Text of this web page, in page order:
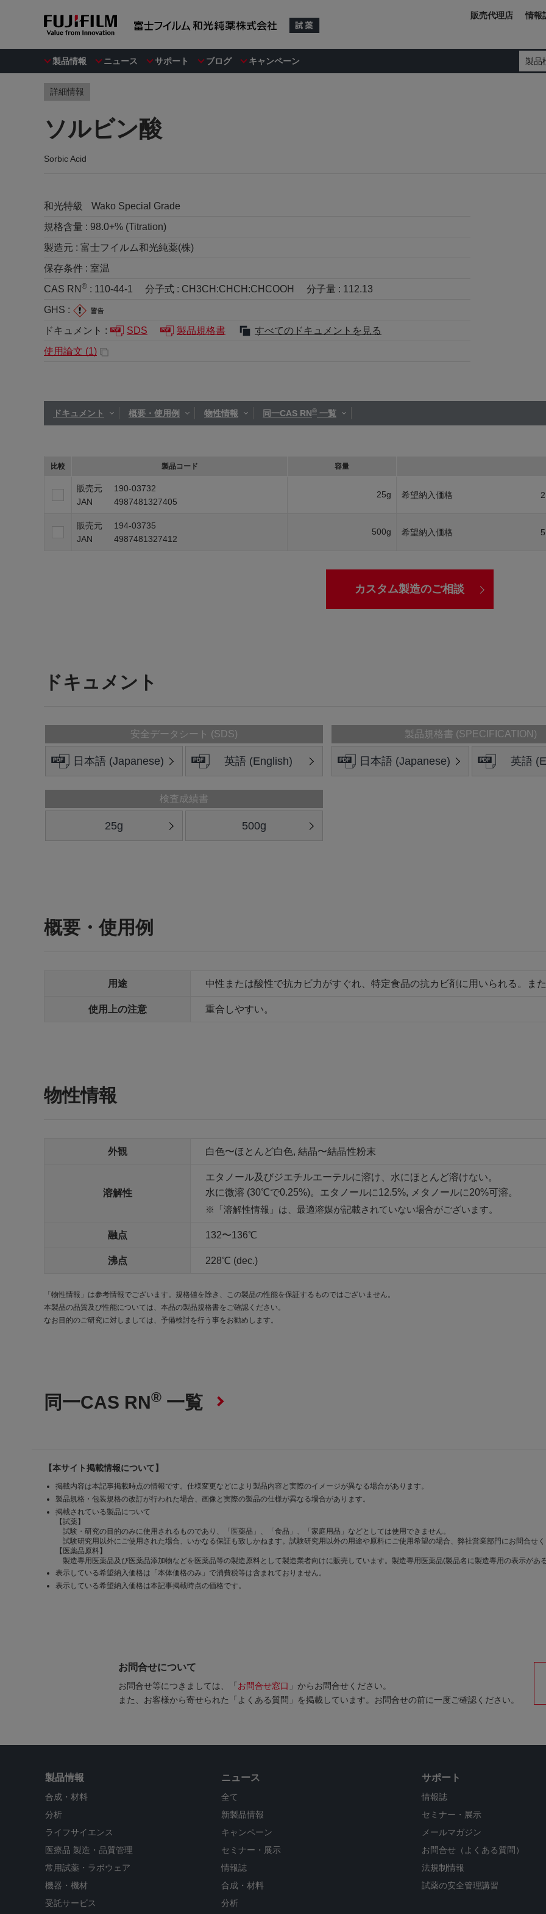
製品情報 ニュース サポート ブログ キャンペーン 製品
販売代理店 情報
詳細情報
ソルビン酸
Sorbic Acid
和光特級
Wako Special Grade
規格含量 : 98.0+% (Titration)
製造元 : 富士フイルム和光純薬(株)
保存条件 : 室温
CAS RN ® : 110-44-1 分子式 : CH3CH:CHCH:CHCOOH 分子量 : 112.13
GHS :
ドキュメント :
SDS 製品規格書
すべてのドキュメントを見る
使用論文 (1)
ドキュメント 概要・使用例 物性情報 同一CAS RN® 一覧
比較 製品コード 容量
販売元
190-03732
JAN
4987481327405
25g 希望納入価格
販売元
194-03735
JAN
4987481327412
500g 希望納入価格
カスタム製造のご相談
ドキュメント
安全データシート (SDS)
日本語 (Japanese) 英語 (English)
製品規格書 (SPECIFICATION)
日本語 (Japanese) 英語
検査成績書
25g 500g
概要・使用例
用途 中性または酸性で抗カビ力がすぐれ、特定食品の抗カビ剤に用いられる。ま
使用上の注意 重合しやすい。
物性情報
外観 白色〜ほとんど白色, 結晶〜結晶性粉末
溶解性
エタノール及びジエチルエーテルに溶け、水にほとんど溶けない。
水に微溶 (30℃で0.25%)。エタノールに12.5%, メタノールに20%可溶。
「溶解性情報」は、最適溶媒が記載されていない場合がございます。
融点 132〜136℃
沸点 228℃ (dec.)
「物性情報」は参考情報でございます。規格値を除き、この製品の性能を保証するものではございません。
本製品の品質及び性能については、本品の製品規格書をご確認ください。
なお目的のご研究に対しましては、予備検討を行う事をお勧めします。
同一CAS RN® 一覧
【本サイト掲載情報について】
掲載内容は本記事掲載時点の情報です。仕様変更などにより製品内容と実際のイメージが異なる場合があります。
製品規格・包装規格の改訂が行われた場合、画像と実際の製品の仕様が異なる場合があります。
掲載されている製品について
【試薬】
試験・研究の目的のみに使用されるものであり、「医薬品」、「食品」、「家庭用品」などとしては使用できません。
試験研究用以外にご使用された場合、いかなる保証も致しかねます。試験研究用以外の用途や原料にご使用希望の場合、弊社営業部門にお問合せく
【医薬品原料】
製造専用医薬品及び医薬品添加物などを医薬品等の製造原料として製造業者向けに販売しています。製造専用医薬品(製品名に製造専用の表示があ
表示している希望納入価格は「本体価格のみ」で消費税等は含まれておりません。
表示している希望納入価格は本記事掲載時点の価格です。
お問合せについて
お問合せ等につきましては、「 お問合せ窓口 」からお問合せください。
また、お客様から寄せられた「よくある質問」を掲載しています。お問合せの前に一度ご確認ください。
製品情報
合成・材料
分析
ライフサイエンス
医療品 製造・品質管理
常用試薬・ラボウェア
機器・機材
受託サービス
ニュース
全て
新製品情報
キャンペーン
セミナー・展示
情報誌
合成・材料
分析
サポート
情報誌
セミナー・展示
メールマガジン
お問合せ（よくある質問）
法規制情報
試薬の安全管理講習